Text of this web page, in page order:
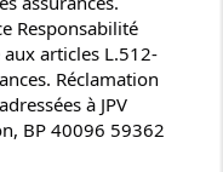
Responsabilité
articles L.512-
Réclamation
à JPV
BP 40096 59362